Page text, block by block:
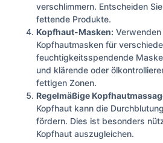
verschlimmern. Entscheiden
fettende Produkte.
Kopfhaut-Masken:
Kopfhautmasken für
feuchtigkeitsspendende
und klärende oder
fettigen Zonen.
Regelmäßige
Kopfhaut kann die
fördern. Dies ist besonders
Kopfhaut auszugleichen.